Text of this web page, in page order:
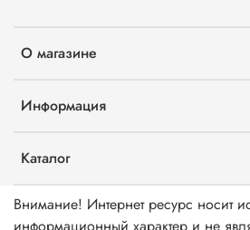
О магазине
Информация
Каталог
Внимание! Интернет ресурс носит
информационный характер и не